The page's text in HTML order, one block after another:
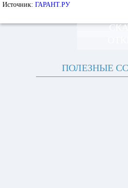
Источник: ГАРАНТ.РУ
ПОЛЕЗНЫЕ